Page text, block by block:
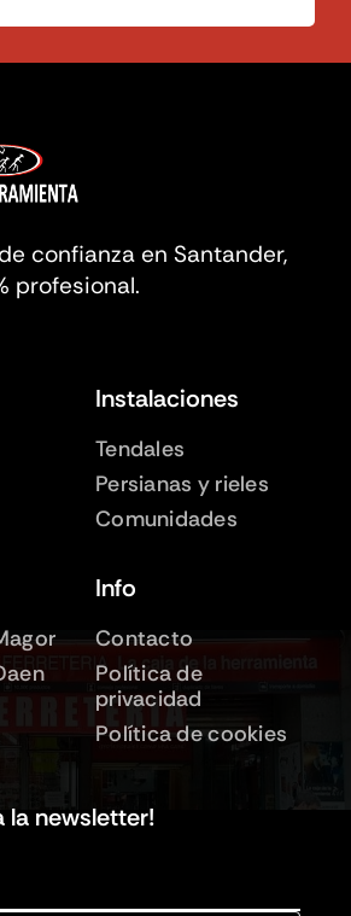
confianza en Santander,
profesional.
Instalaciones
Tendales
Persianas y rieles
Comunidades
Info
Contacto
Política de
privacidad
Política de cookies
la newsletter!